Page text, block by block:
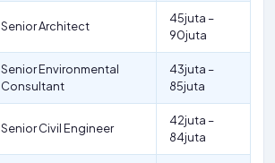
Senior Architect
45juta –
90juta
Senior Environmental
Consultant
43juta –
85juta
Senior Civil Engineer
42juta –
84juta